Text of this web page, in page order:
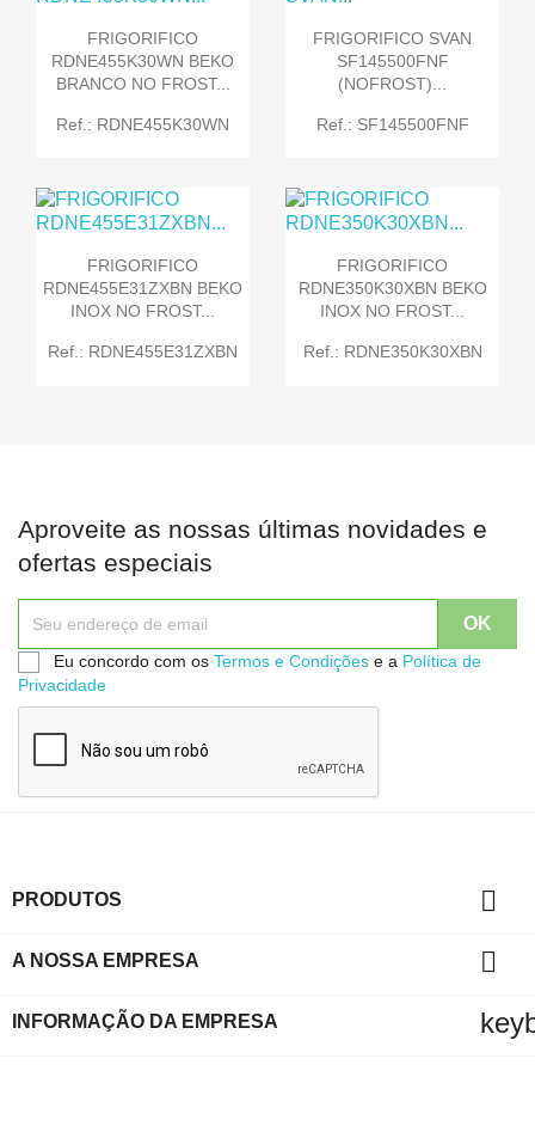
FRIGORIFICO
RDNE455K30WN BEKO
BRANCO NO FROST...
Ref.: RDNE455K30WN
FRIGORIFICO SVAN
SF145500FNF
(NOFROST)...
Ref.: SF145500FNF
FRIGORIFICO
RDNE455E31ZXBN BEKO
INOX NO FROST...
Ref.: RDNE455E31ZXBN
FRIGORIFICO
RDNE350K30XBN BEKO
INOX NO FROST...
Ref.: RDNE350K30XBN
Aproveite as nossas últimas novidades e
ofertas especiais
Eu concordo com os Termos e Condições e a Política de
Privacidade
PRODUTOS 
A NOSSA EMPRESA 
INFORMAÇÃO DA EMPRESA